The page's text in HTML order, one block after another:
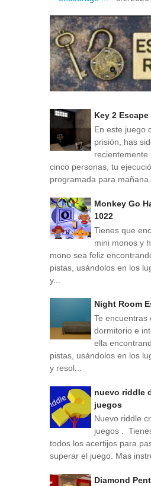
Key 2 Escape
En este juego
prisión, has
recientemente
cinco personas, tu
programada para
Monkey Go
1022
Tienes que
mini monos y
mono sea feliz
pistas, usándolos en los
y...
Night Room
Te encuentras
dormitorio e
ella
pistas, usándolos en los
y resol...
nuevo riddle
juegos
Nuevo riddle
juegos .
todos los acertijos para
superar el juego. Mas
Diamond